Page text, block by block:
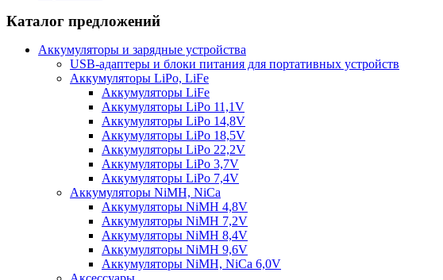
Каталог предложений
Аккумуляторы и зарядные устройства
USB-адаптеры и блоки питания для портативных устройств
Аккумуляторы LiPo, LiFe
Аккумуляторы LiFe
Аккумуляторы LiPo 11,1V
Аккумуляторы LiPo 14,8V
Аккумуляторы LiPo 18,5V
Аккумуляторы LiPo 22,2V
Аккумуляторы LiPo 3,7V
Аккумуляторы LiPo 7,4V
Аккумуляторы NiMH, NiCa
Аккумуляторы NiMH 4,8V
Аккумуляторы NiMH 7,2V
Аккумуляторы NiMH 8,4V
Аккумуляторы NiMH 9,6V
Аккумуляторы NiMH, NiCa 6,0V